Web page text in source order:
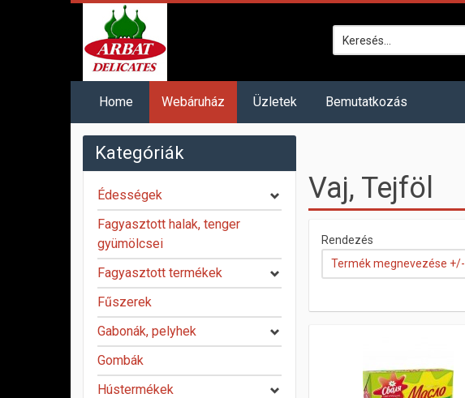
Home Webáruház Üzletek Bemutatkozás
Vaj, Tejföl
Rendezés
Termék megnevezése +/-
Kategóriák
Édességek
Fagyasztott halak, tenger
gyümölcsei
Fagyasztott termékek
Fűszerek
Gabonák, pelyhek
Gombák
Hústermékek